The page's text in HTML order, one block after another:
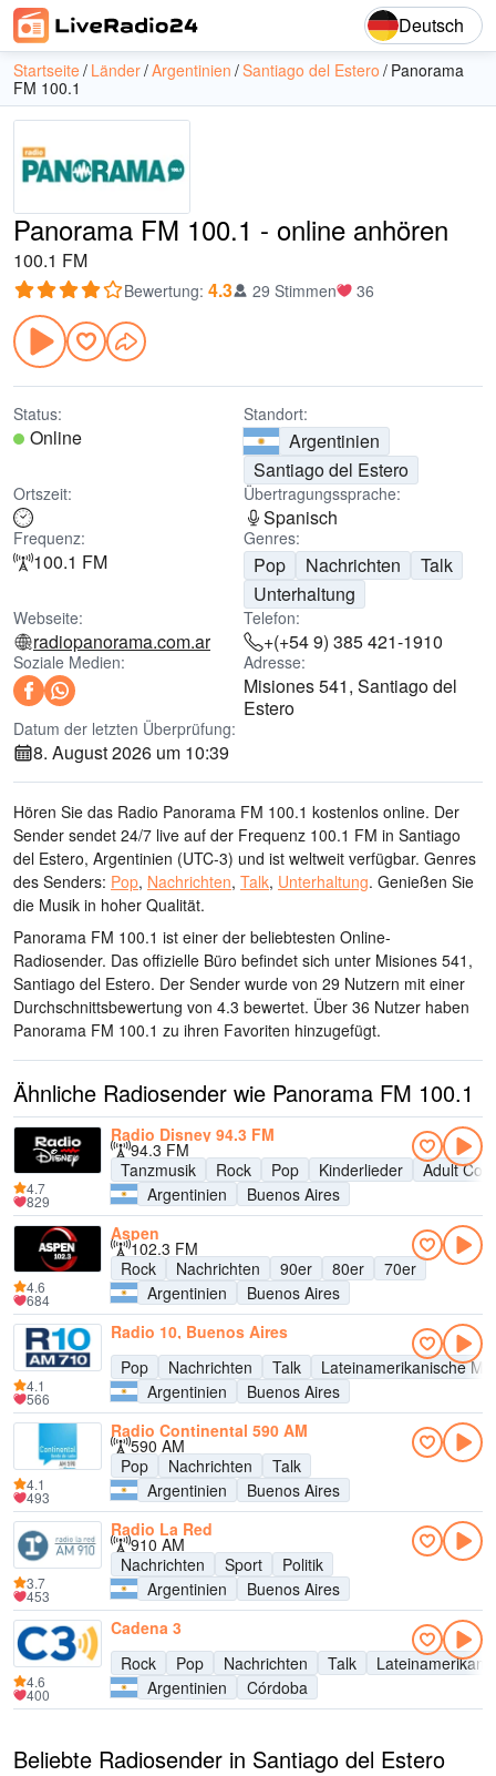
Deutsch
Startseite Länder Argentinien Santiago del Estero Panorama
FM 100.1
Panorama FM 100.1 - online anhören
100.1 FM
Bewertung: 4.3 29 Stimmen 36
Status:
Online
Standort:
Argentinien
Santiago del Estero
Ortszeit: Übertragungssprache:
Spanisch
Frequenz:
100.1 FM
Genres:
Pop Nachrichten
Talk
Unterhaltung
Webseite:
radiopanorama.com.ar
Telefon:
+(+54 9) 385 421-1910
Soziale Medien: Adresse:
Misiones 541, Santiago del
Estero
Datum der letzten Überprüfung:
8. August 2026 um 10:39
Hören Sie das Radio Panorama FM 100.1 kostenlos online. Der
Sender sendet 24/7 live auf der Frequenz 100.1 FM in Santiago
del Estero, Argentinien (UTC-3) und ist weltweit verfügbar. Genres
des Senders: Pop, Nachrichten, Talk, Unterhaltung. Genießen Sie
die Musik in hoher Qualität.
Panorama FM 100.1 ist einer der beliebtesten Online-
Radiosender. Das offizielle Büro befindet sich unter Misiones 541,
Santiago del Estero. Der Sender wurde von 29 Nutzern mit einer
Durchschnittsbewertung von 4.3 bewertet. Über 36 Nutzer haben
Panorama FM 100.1 zu ihren Favoriten hinzugefügt.
Ähnliche Radiosender wie Panorama FM 100.1
Radio Disney 94.3 FM
94.3 FM
Tanzmusik
Rock Pop Kinderlieder
Adult
Argentinien
Buenos Aires
4.7
829
Aspen
102.3 FM
Rock
Nachrichten 90er 80er
70er
Argentinien
Buenos Aires
4.6
684
Radio 10, Buenos Aires
Pop
Nachrichten Talk
Lateinamerikanische
Argentinien
Buenos Aires
4.1
566
Radio Continental 590 AM
590 AM
Pop
Nachrichten
Talk
Argentinien
Buenos Aires
4.1
493
Radio La Red
910 AM
Nachrichten
Sport
Politik
Argentinien
Buenos Aires
3.7
453
Cadena 3
Rock
Pop Nachrichten Talk
Argentinien
Córdoba
4.6
400
Beliebte Radiosender in Santiago del Estero